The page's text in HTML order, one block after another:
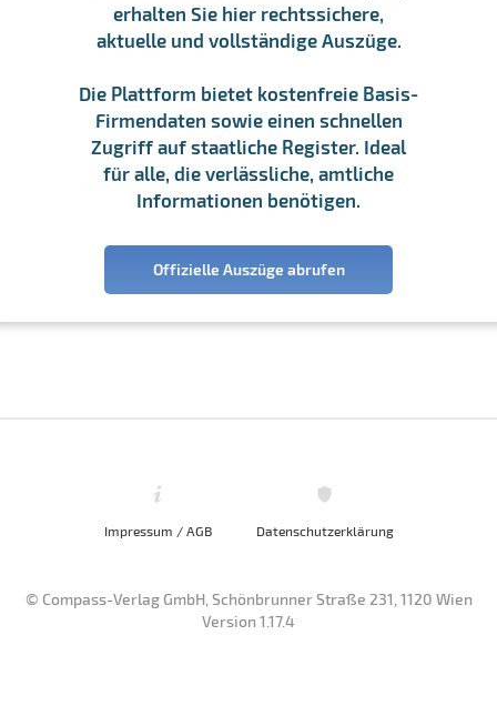
erhalten Sie hier rechtssichere,
aktuelle und vollständige Auszüge.
Die Plattform bietet kostenfreie Basis-
Firmendaten sowie einen schnellen
Zugriff auf staatliche Register. Ideal
für alle, die verlässliche, amtliche
Informationen benötigen.
Offizielle Auszüge abrufen
Impressum / AGB Datenschutzerklärung
© Compass-Verlag GmbH, Schönbrunner Straße 231, 1120 Wien
Version 1.17.4